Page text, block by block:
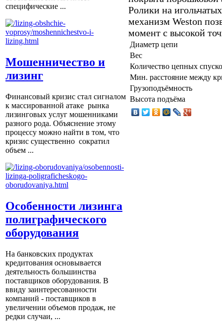
специфические ...
Мошенничество и
лизинг
Финансовый кризис стал сигналом
к массированной атаке рынка
лизинговых услуг мошенниками
разного рода. Объяснение этому
процессу можно найти в том, что
кризис существенно сократил
объем ...
Особенности лизинга
полиграфического
оборудования
На банковских продуктах
кредитования основывается
деятельность большинства
поставщиков оборудования. В
ввиду заинтересованности
компаний - поставщиков в
увеличении объемов продаж, не
редки случаи, ...
Ролики на
механизм Weston
момент с высокой
Диаметр цепи
Вес
Количество цепных
Мин. расстояние между
Грузоподъёмность
Высота подъёма